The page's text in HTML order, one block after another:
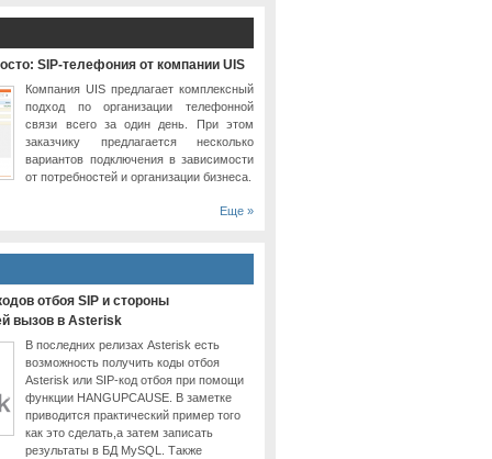
SIP-телефония от компании UIS
Компания UIS предлагает комплексный
подход по организации телефонной
связи всего за один день. При этом
заказчику предлагается несколько
вариантов подключения в зависимости
от потребностей и организации бизнеса.
Еще »
отбоя SIP и стороны
вызов в Asterisk
В последних релизах Asterisk есть
возможность получить коды отбоя
Asterisk или SIP-код отбоя при помощи
функции HANGUPCAUSE. В заметке
приводится практический пример того
как это сделать,а затем записать
результаты в БД MySQL. Также